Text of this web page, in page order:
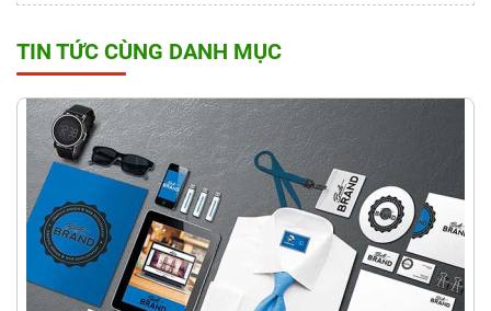
TIN TỨC CÙNG DANH MỤC